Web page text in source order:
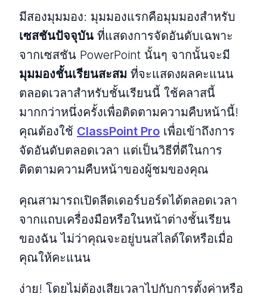
มีสองมุมมอง: มุมมองแรกคือมุมมองสำหรับ
เซสชันปัจจุบัน ที่แสดงการจัดอันดับเฉพาะ
จากเซสชัน PowerPoint นั้นๆ จากนั้นจะมี
มุมมองชั้นเรียนสะสม ที่จะแสดงผลคะแนน
ตลอดเวลาสำหรับชั้นเรียนนี้ ใช้คลาสนี้
มากกว่าหนึ่งครั้งเพื่อติดตามความคืบหน้านี้!
คุณต้องใช้ ClassPoint Pro เพื่อเข้าถึงการ
จัดอันดับตลอดเวลา แต่เป็นวิธีที่ดีในการ
ติดตามความคืบหน้าของผู้ชมของคุณ
คุณสามารถเปิดลีดเดอร์บอร์ดได้ตลอดเวลา
จากแถบเครื่องมือหรือในหน้าต่างชั้นเรียน
ของฉัน ไม่ว่าคุณจะอยู่บนสไลด์ใดหรือเมื่อ
คุณให้คะแนน
ง่าย! โดยไม่ต้องเสียเวลาไปกับการตั้งค่าหรือ